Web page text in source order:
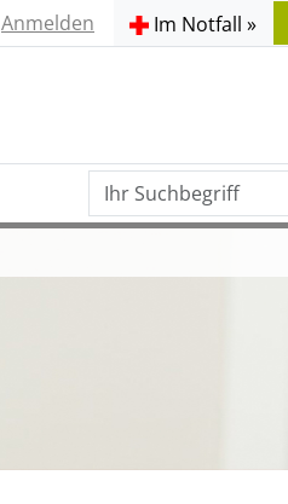
Anmelden Im Notfall »
Ihr
Suchbegriff
Erweiterte
Suche